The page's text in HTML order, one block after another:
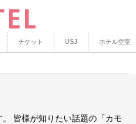
チケット USJ ホテル空室
皆様が知りたい話題の「カモ